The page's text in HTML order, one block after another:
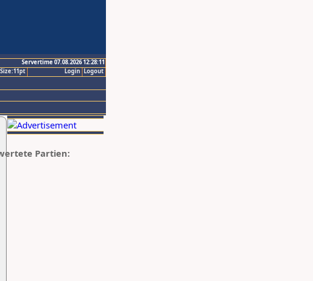
Servertime 07.08.2026 12:28:11
Logout
Login
Partien: